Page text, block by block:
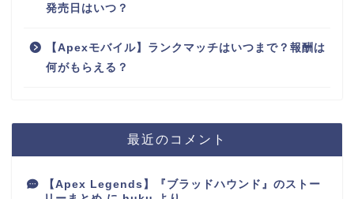
発売日はいつ？
【Apexモバイル】ランクマッチはいつまで？報酬は
何がもらえる？
最近のコメント
【Apex Legends】『ブラッドハウンド』のストー